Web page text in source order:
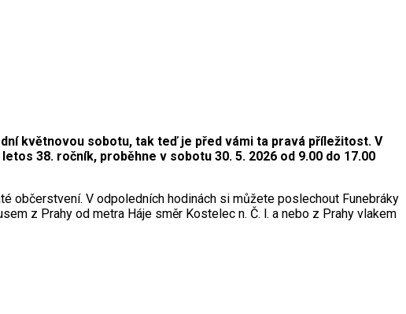
květnovou sobotu, tak teď je před vámi ta pravá příležitost. V
38. ročník, proběhne v sobotu 30. 5. 2026 od 9.00 do 17.00
občerstvení. V odpoledních hodinách si můžete poslechout Funebráky
z Prahy od metra Háje směr Kostelec n. Č. l. a nebo z Prahy vlakem